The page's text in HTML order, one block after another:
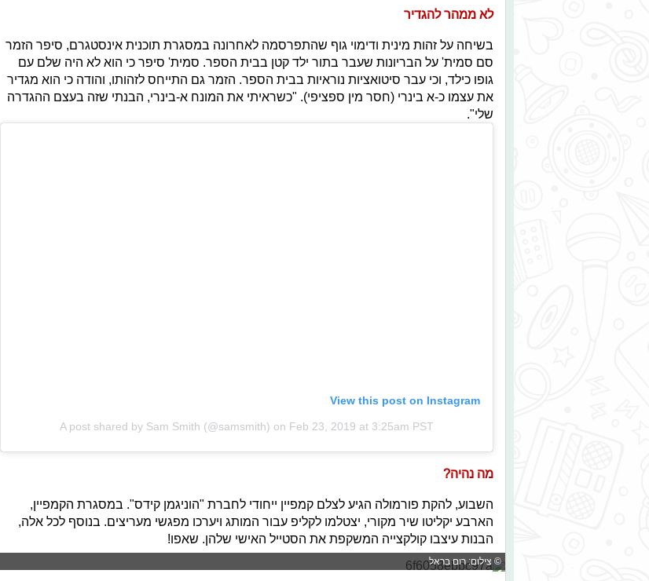
לא ממהר להגדיר
בשיחה על זהות מינית ודימוי גוף שהתפרסמה לאחרונה במסגרת תוכנית אינסטגרם, סיפר הזמר
סם סמית' על הבריונות שעבר בתור ילד קטן בבית הספר. סמית' סיפר כי הוא לא היה שלם עם
גופו כילד, וכי עבר סיטואציות נוראיות בבית הספר. הזמר גם התייחס לזהותו, והודה כי הוא מגדיר
את עצמו כ-א בינרי (חסר מין ספציפי). "כשראיתי את המונח א-בינרי, הבנתי שזה בעצם ההגדרה
שלי".
View this post on Instagram
A post shared by Sam Smith (@samsmith) on Feb 23, 2019 at 3:25am PST
מה נהיה?
השבוע, להקת פורמולה הגיע לצלם קמפיין ייחודי לחברת "הוניגמן קידס". במסגרת הקמפיין,
הארבע יקליטו שיר מקורי, יצטלמו לקליפ עבור המותג ויערכו מפגשי מעריצים. בנוסף לכל אלה,
הבנות עיצבו קולקצייה המשקפת את הסטייל האישי שלהן. שאפו!
© צילום: רום בראל